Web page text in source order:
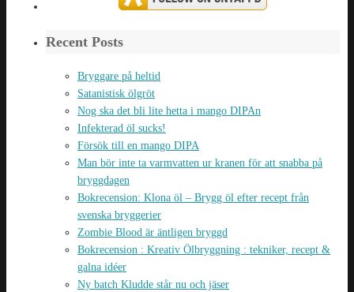
Recent Posts
Bryggare på heltid
Satanistisk ölgröt
Nog ska det bli lite hetta i mango DIPAn
Infekterad öl sucks!
Försök till en mango DIPA
Man bör inte ta varmvatten ur kranen för att snabba på
bryggdagen
Bokrecension: Klona öl – Brygg öl efter recept från
svenska bryggerier
Zombie Blood är äntligen bryggd
Bokrecension : Kreativ Ölbryggning : tekniker, recept &
galna idéer
Ny batch Kludde står nu och jäser